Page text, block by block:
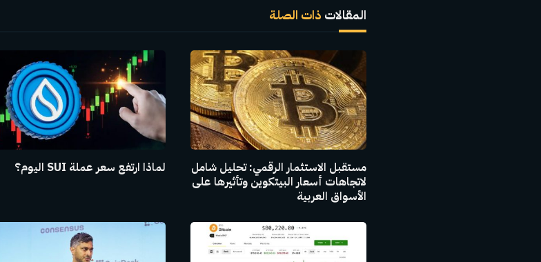
المقالات ذات الصلة
مستقبل الاستثمار الرقمي: تحليل شامل
لاتجاهات أسعار البيتكوين وتأثيرها على
الأسواق العربية
لماذا ارتفع سعر عملة SUI اليوم؟